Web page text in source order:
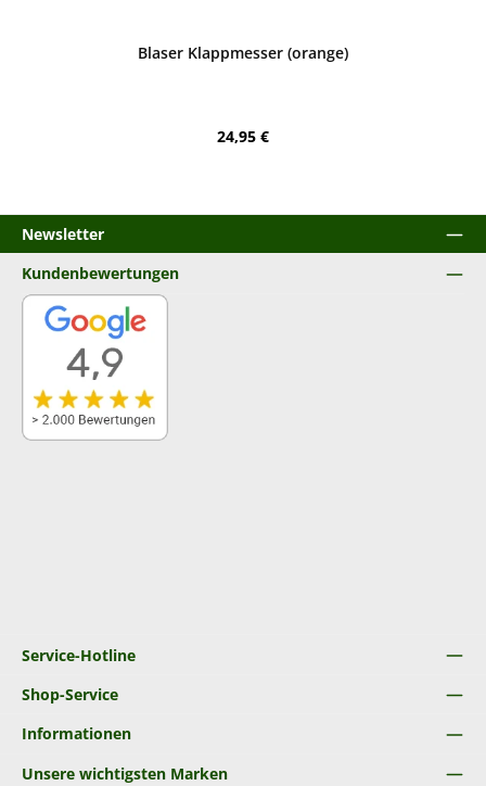
Blaser Klappmesser (orange)
Regulärer Preis:
24,95 €
Newsletter
Service-Hotline
Shop-Service
Informationen
Unsere wichtigsten Marken
Kundenbewertungen